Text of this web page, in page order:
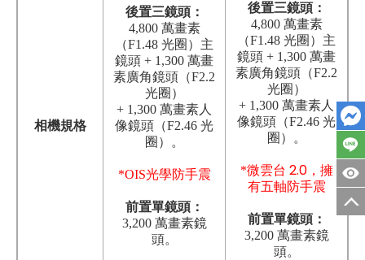
相機規格
後置三鏡頭：
4,800 萬畫素
（F1.48 光圈）主
鏡頭 + 1,300 萬畫
素廣角鏡頭（F2.2
光圈）
+ 1,300 萬畫素人
像鏡頭（F2.46 光
圈）。
*OIS光學防手震
前置單鏡頭：
3,200 萬畫素鏡
頭。
後置三鏡頭：
4,800 萬畫素
（F1.48 光圈）主
鏡頭 + 1,300 萬畫
素廣角鏡頭（F2.2
光圈）
+ 1,300 萬畫素人
像鏡頭（F2.46 光
圈）。
*微雲台 2.0，擁
有五軸防手震
前置單鏡頭：
3,200 萬畫素鏡
頭。